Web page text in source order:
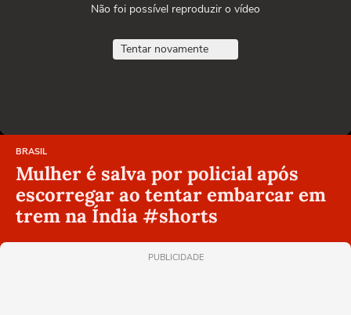
Não foi possível reproduzir o vídeo
Tentar novamente
BRASIL
Mulher é salva por policial após
escorregar ao tentar embarcar em
trem na Índia #shorts
PUBLICIDADE